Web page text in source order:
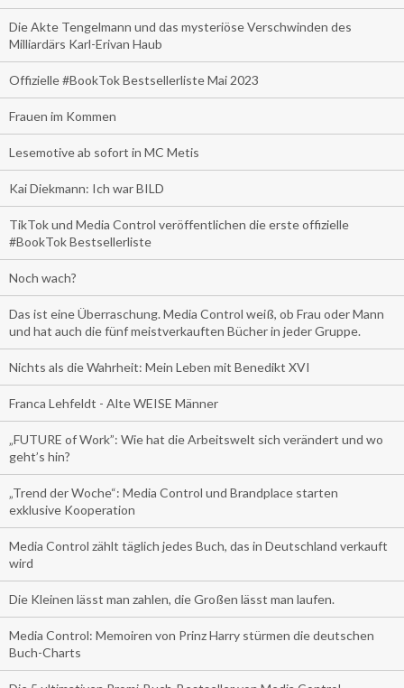
Die Akte Tengelmann und das mysteriöse Verschwinden des
Milliardärs Karl-Erivan Haub
Offizielle #BookTok Bestsellerliste Mai 2023
Frauen im Kommen
Lesemotive ab sofort in MC Metis
Kai Diekmann: Ich war BILD
TikTok und Media Control veröffentlichen die erste offizielle
#BookTok Bestsellerliste
Noch wach?
Das ist eine Überraschung. Media Control weiß, ob Frau oder Mann
und hat auch die fünf meistverkauften Bücher in jeder Gruppe.
Nichts als die Wahrheit: Mein Leben mit Benedikt XVI
Franca Lehfeldt - Alte WEISE Männer
„FUTURE of Work”: Wie hat die Arbeitswelt sich verändert und wo
geht’s hin?
„Trend der Woche“: Media Control und Brandplace starten
exklusive Kooperation
Media Control zählt täglich jedes Buch, das in Deutschland verkauft
wird
Die Kleinen lässt man zahlen, die Großen lässt man laufen.
Media Control: Memoiren von Prinz Harry stürmen die deutschen
Buch-Charts